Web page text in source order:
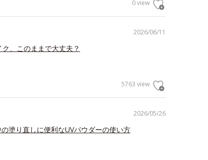
0 view
2026/06/11
、このままで大丈夫？
5763 view
2026/05/26
塗り直しに便利なUVパウダーの使い方